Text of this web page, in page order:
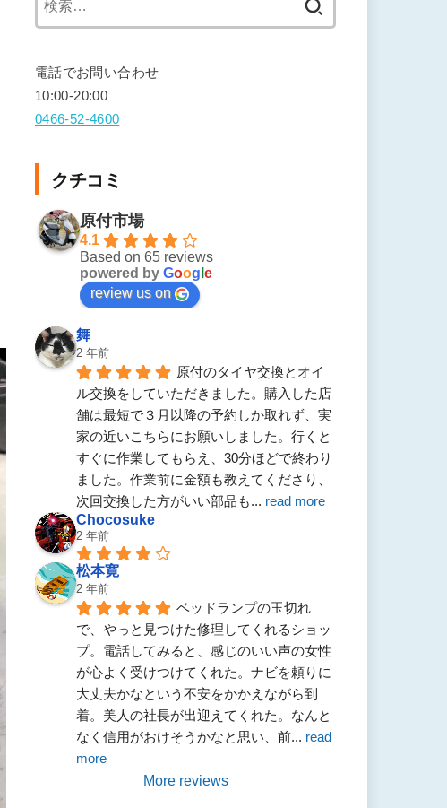
電話でお問い合わせ
10:00-20:00
0466-52-4600
クチコミ
原付市場
4.1
Based on 65 reviews
powered by Goog e
review us on
舞
2 年前
原付のタイヤ交換とオイ
ル交換をしていただきました。購入した店
舗は最短で３月以降の予約しか取れず、実
家の近いこちらにお願いしました。行くと
すぐに作業してもらえ、30分ほどで終わり
ました。作業前に金額も教えてくださり、
次回交換した方がいい部品も... read more
Chocosuke
2 年前
松本寛
2 年前
ベッドランプの玉切れ
で、やっと見つけた修理してくれるショッ
プ。電話してみると、感じのいい声の女性
が心よく受けつけてくれた。ナビを頼りに
大丈夫かなという不安をかかえながら到
着。美人の社長が出迎えてくれた。なんと
なく信用がおけそうかなと思い、前... read
more
More reviews